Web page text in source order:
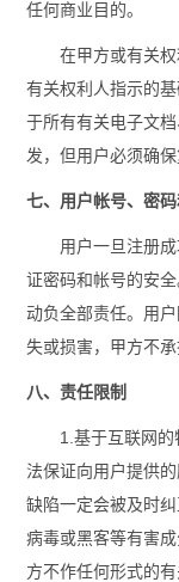
任何商业目的。
在甲方或有关权
有关权利人指示的
于所有有关电子文
发，但用户必须确
七、用户帐号、密
用户一旦注册成
证密码和帐号的安
动负全部责任。用
失或损害，甲方不
八、责任限制
1.基于互联网的
法保证向用户提供
缺陷一定会被及时
病毒或黑客等有害
方不作任何形式的